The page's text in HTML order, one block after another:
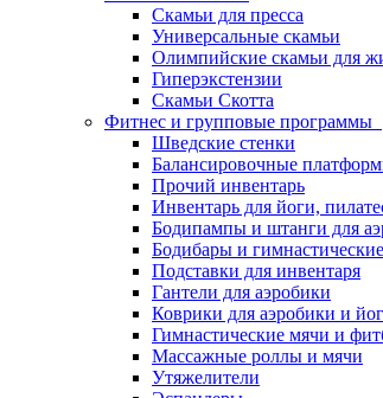
Скамьи для пресса
Универсальные скамьи
Олимпийские скамьи для
Гиперэкстензии
Скамьи Скотта
Фитнес и групповые программы
Шведские стенки
Балансировочные
Прочий инвентарь
Инвентарь для йоги,
Бодипампы и штанги для
Бодибары и
Подставки для инвентаря
Гантели для аэробики
Коврики для аэробики и
Гимнастические мячи и
Массажные роллы и мячи
Утяжелители